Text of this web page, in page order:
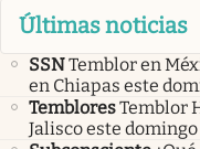
Últimas noticias
SSNTemblor en
en Chiapas este
TembloresTemblor
Jalisco este